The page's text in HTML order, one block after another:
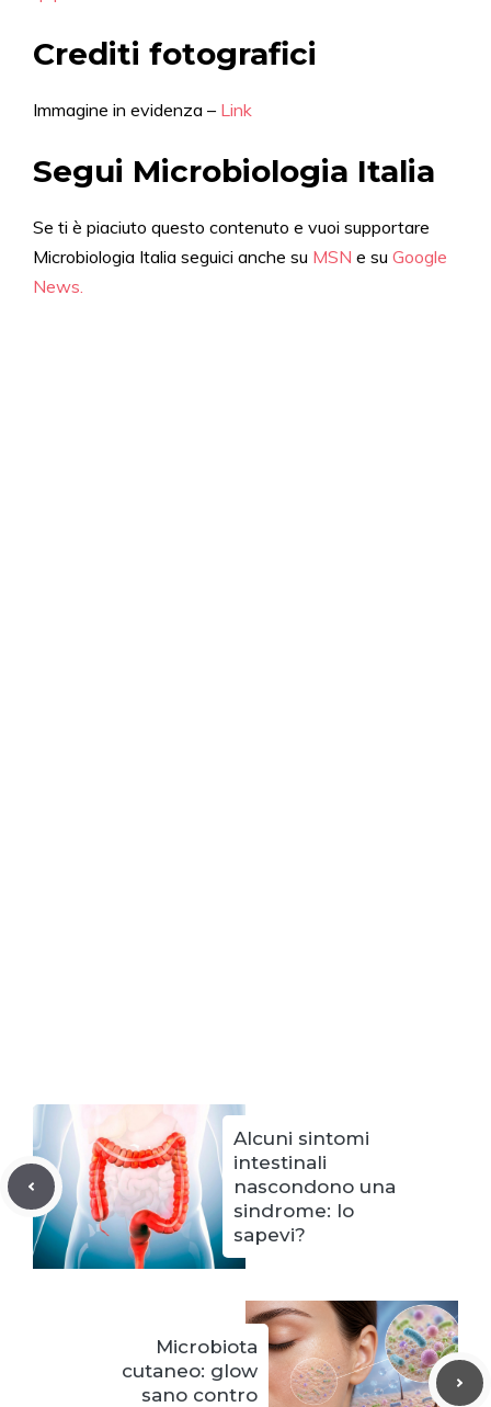
Crediti fotografici
Immagine in evidenza – Link
Segui Microbiologia Italia
Se ti è piaciuto questo contenuto e vuoi supportare
Microbiologia Italia seguici anche su MSN e su Google
News.
Alcuni sintomi
intestinali
nascondono una
sindrome: lo
sapevi?
Microbiota
cutaneo: glow
sano contro